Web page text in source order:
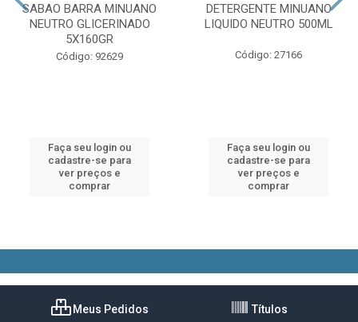
SABAO BARRA MINUANO
NEUTRO GLICERINADO
5X160GR
Código: 92629
Faça seu login ou
cadastre-se para
ver preços e
comprar
DETERGENTE MINUANO
LIQUIDO NEUTRO 500ML
Código: 27166
Faça seu login ou
cadastre-se para
ver preços e
comprar
Meus Pedidos Títulos